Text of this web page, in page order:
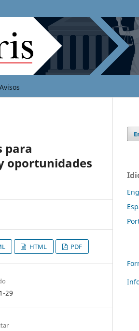
Avisos
para
oportunidades
HTML PDF
29